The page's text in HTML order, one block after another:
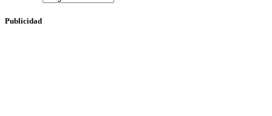
Publicidad